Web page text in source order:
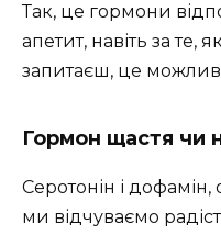
Так, це гормони
апетит, навіть за те,
запитаєш, це
Гормон щастя чи
Серотонін і
ми відчуваємо